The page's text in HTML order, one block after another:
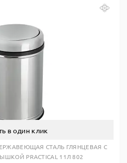
в один клик
СТАЛЬ ГЛЯНЦЕВАЯ С
PRACTICAL 11Л 802